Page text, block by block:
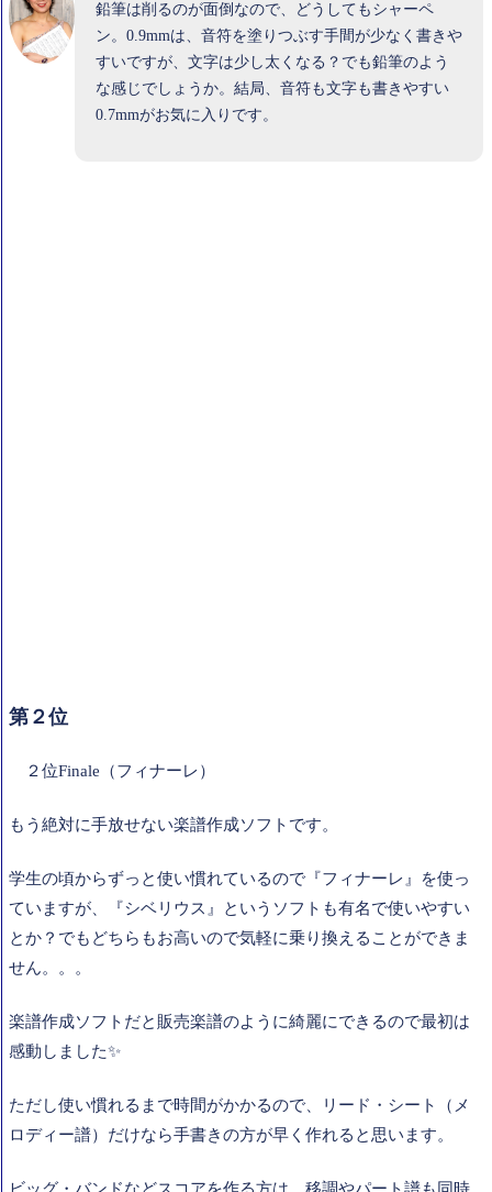
鉛筆は削るのが面倒なので、どうしてもシャーペ
ン。0.9mmは、音符を塗りつぶす手間が少なく書きや
すいですが、文字は少し太くなる？でも鉛筆のよう
な感じでしょうか。結局、音符も文字も書きやすい
0.7mmがお気に入りです。
第２位
２位Finale（フィナーレ）
もう絶対に手放せない楽譜作成ソフトです。
学生の頃からずっと使い慣れているので『フィナーレ』を使っ
ていますが、『シベリウス』というソフトも有名で使いやすい
とか？でもどちらもお高いので気軽に乗り換えることができま
せん。。。
楽譜作成ソフトだと販売楽譜のように綺麗にできるので最初は
感動しました✨
ただし使い慣れるまで時間がかかるので、リード・シート（メ
ロディー譜）だけなら手書きの方が早く作れると思います。